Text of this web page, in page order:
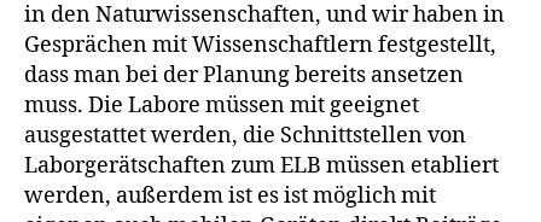
in den Naturwissenschaften, und wir haben in
Gesprächen mit Wissenschaftlern festgestellt,
dass man bei der Planung bereits ansetzen
muss. Die Labore müssen mit geeignet
ausgestattet werden, die Schnittstellen von
Laborgerätschaften zum ELB müssen etabliert
werden, außerdem ist es ist möglich mit